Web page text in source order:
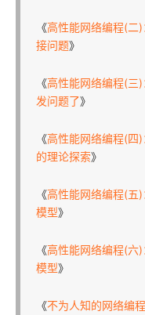
《高性能网络编程(二
接问题》
《高性能网络编程(三
发问题了》
《高性能网络编程(四
的理论探索》
《高性能网络编程(五
模型》
《高性能网络编程(六
模型》
《不为人知的网络编